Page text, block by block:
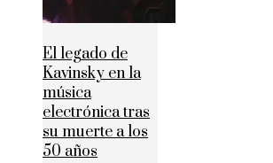
El legado de
Kavinsky en la
música
electrónica tras
su muerte a los
50 años